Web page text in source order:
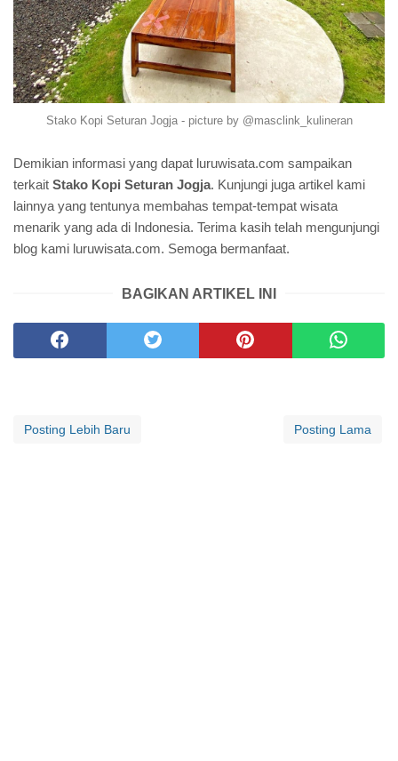
Stako Kopi Seturan Jogja - picture by @masclink_kulineran
Demikian informasi yang dapat luruwisata.com sampaikan
terkait Stako Kopi Seturan Jogja. Kunjungi juga artikel kami
lainnya yang tentunya membahas tempat-tempat wisata
menarik yang ada di Indonesia. Terima kasih telah mengunjungi
blog kami luruwisata.com. Semoga bermanfaat.
BAGIKAN ARTIKEL INI
Posting Lebih Baru Posting Lama